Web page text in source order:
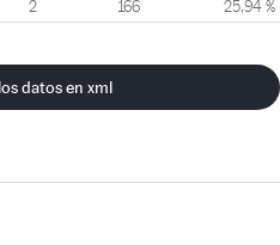
2 166 25,94 %
datos en xml